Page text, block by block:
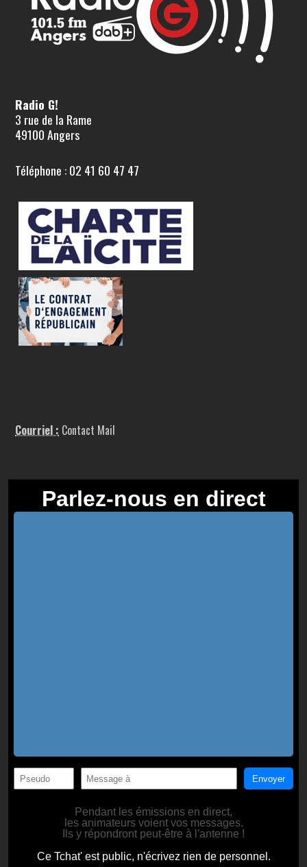
Radio G!
3 rue de la Rame
49100 Angers
Téléphone : 02 41 60 47 47
Courriel : Contact Mail